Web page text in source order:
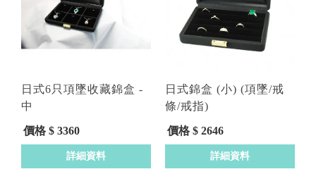
日式6只項墜收藏錦盒 -
中
型號 : DDFA122
價格 $ 3360
詳細資料
日式錦盒 (小) (項墜/戒
條/戒指)
型號 : DDFA120
價格 $ 2646
詳細資料